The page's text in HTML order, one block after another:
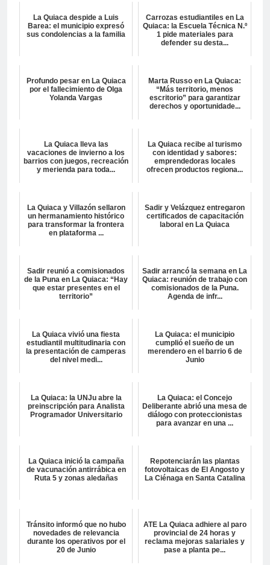
La Quiaca despide a Luis
Barea: el municipio expresó
sus condolencias a la familia
Carrozas estudiantiles en La
Quiaca: la Escuela Técnica N.º
1 pide materiales para
defender su desta...
Profundo pesar en La Quiaca
por el fallecimiento de Olga
Yolanda Vargas
Marta Russo en La Quiaca:
“Más territorio, menos
escritorio” para garantizar
derechos y oportunidade...
La Quiaca lleva las
vacaciones de invierno a los
barrios con juegos, recreación
y merienda para toda...
La Quiaca recibe al turismo
con identidad y sabores:
emprendedoras locales
ofrecen productos regiona...
La Quiaca y Villazón sellaron
un hermanamiento histórico
para transformar la frontera
en plataforma ...
Sadir y Velázquez entregaron
certificados de capacitación
laboral en La Quiaca
Sadir reunió a comisionados
de la Puna en La Quiaca: “Hay
que estar presentes en el
territorio”
Sadir arrancó la semana en La
Quiaca: reunión de trabajo con
comisionados de la Puna.
Agenda de infr...
La Quiaca vivió una fiesta
estudiantil multitudinaria con
la presentación de camperas
del nivel medi...
La Quiaca: el municipio
cumplió el sueño de un
merendero en el barrio 6 de
Junio
La Quiaca: la UNJu abre la
preinscripción para Analista
Programador Universitario
La Quiaca: el Concejo
Deliberante abrió una mesa de
diálogo con proteccionistas
para avanzar en una ...
La Quiaca inició la campaña
de vacunación antirrábica en
Ruta 5 y zonas aledañas
Repotenciarán las plantas
fotovoltaicas de El Angosto y
La Ciénaga en Santa Catalina
Tránsito informó que no hubo
novedades de relevancia
durante los operativos por el
20 de Junio
ATE La Quiaca adhiere al paro
provincial de 24 horas y
reclama mejoras salariales y
pase a planta pe...